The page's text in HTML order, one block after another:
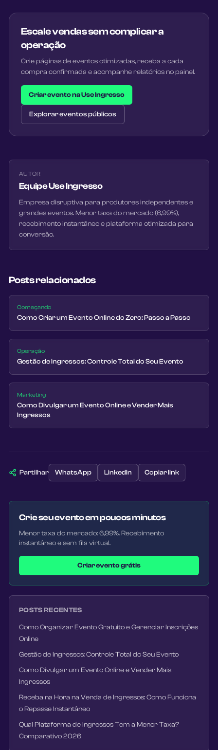
Escale vendas sem complicar a
operação
Crie páginas de eventos otimizadas, receba a cada
compra confirmada e acompanhe relatórios no painel.
Criar evento na Use Ingresso
Explorar eventos públicos
AUTOR
Equipe Use Ingresso
Empresa disruptiva para produtores independentes e
grandes eventos. Menor taxa do mercado (6,99%),
recebimento instantâneo e plataforma otimizada para
conversão.
Posts relacionados
Começando
Como Criar um Evento Online do Zero: Passo a Passo
Operação
Gestão de Ingressos: Controle Total do Seu Evento
Marketing
Como Divulgar um Evento Online e Vender Mais
Ingressos
Partilhar WhatsApp LinkedIn Copiar link
Crie seu evento em poucos minutos
Menor taxa do mercado: 6,99%. Recebimento
instantâneo e sem fila virtual.
Criar evento grátis
POSTS RECENTES
Como Organizar Evento Gratuito e Gerenciar Inscrições
Online
Gestão de Ingressos: Controle Total do Seu Evento
Como Divulgar um Evento Online e Vender Mais
Ingressos
Receba na Hora na Venda de Ingressos: Como Funciona
o Repasse Instantâneo
Qual Plataforma de Ingressos Tem a Menor Taxa?
Comparativo 2026